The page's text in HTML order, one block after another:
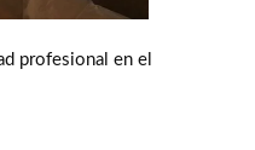
profesional en el